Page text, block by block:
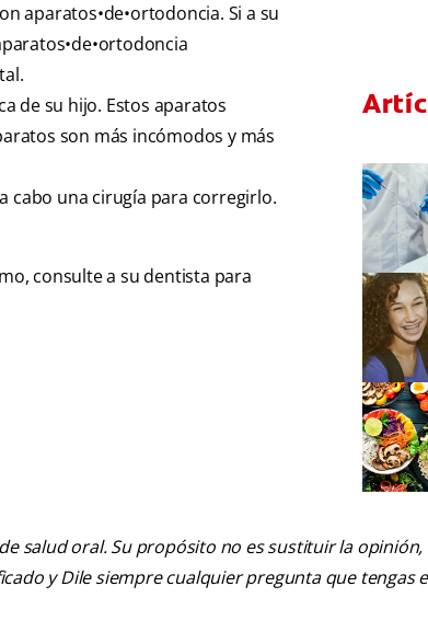
aparatos•de•ortodoncia. Si a su
de su hijo. Estos aparatos
son más incómodos y más
cabo una cirugía para corregirlo.
consulte a su dentista para
salud oral. Su propósito no es sustituir la
y Dile siempre cualquier pregunta que tengas